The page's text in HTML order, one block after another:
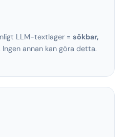
LLM-textlager = sökbar,
Ingen annan kan göra detta.